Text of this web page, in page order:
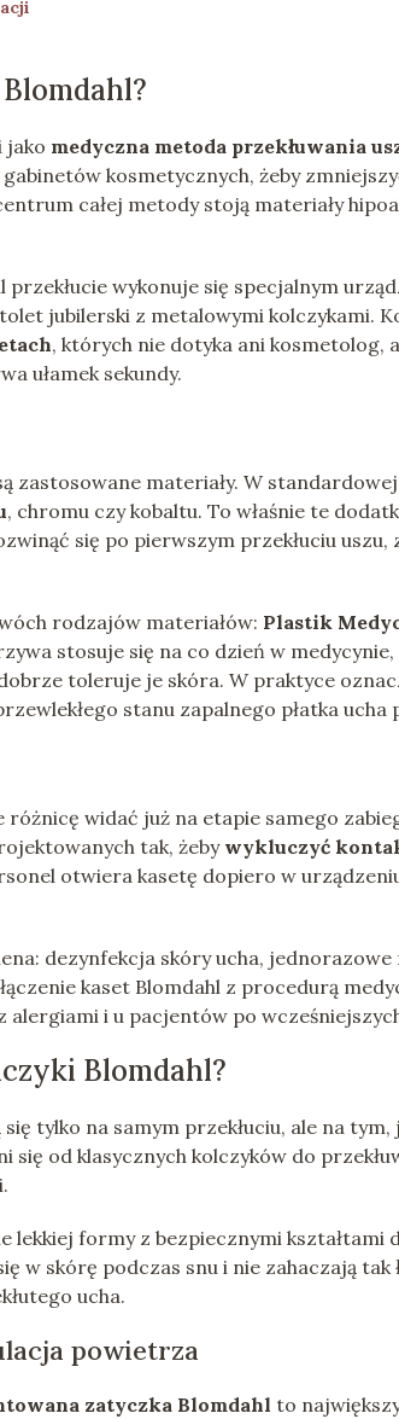
jako medyczna metoda przekłuwania
kosmetycznych, żeby
całej metody stoją materiały
przekłucie wykonuje się specjalnym
jubilerski z metalowymi kolczykami.
, których nie dotyka ani kosmetolog,
ułamek sekundy.
zastosowane materiały. W
, chromu czy kobaltu. To właśnie te
się po pierwszym przekłuciu uszu,
rodzajów materiałów: Plastik
stosuje się na co dzień w
toleruje je skóra. W praktyce
stanu zapalnego płatka ucha
różnicę widać już na etapie samego
tak, żeby wykluczyć
otwiera kasetę dopiero w
dezynfekcja skóry ucha, jednorazowe
kaset Blomdahl z procedurą
alergiami i u pacjentów po
Blomdahl?
tylko na samym przekłuciu, ale na
się od klasycznych kolczyków do
lekkiej formy z bezpiecznymi kształtami
w skórę podczas snu i nie zahaczają tak
ucha.
powietrza
zatyczka Blomdahl to